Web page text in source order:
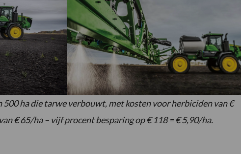
500 ha die tarwe verbouwt, met kosten voor herbiciden van €
€ 65/ha – vijf procent besparing op € 118 = € 5,90/ha.